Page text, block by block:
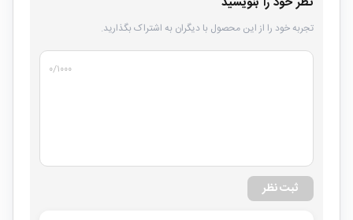
تجربه خود را از این محصول با دیگران به اشتراک بگذارید.
۰/۱۰۰۰
ثبت نظر